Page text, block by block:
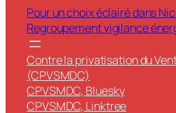
Pour un choix éclairé dans
Regroupement vigilance
Contre la privatisation du
(CPVSMDC)
CPVSMDC, Bluesky
CPVSMDC, Linktree